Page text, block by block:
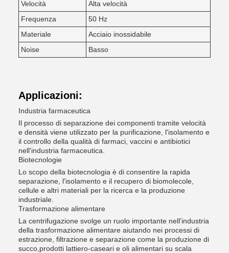
Velocità
Alta velocità
Frequenza
50 Hz
Materiale
Acciaio inossidabile
Noise
Basso
Applicazioni:
Industria farmaceutica
Il processo di separazione dei componenti tramite velocità
e densità viene utilizzato per la purificazione, l'isolamento e
il controllo della qualità di farmaci, vaccini e antibiotici
nell'industria farmaceutica.
Biotecnologie
Lo scopo della biotecnologia è di consentire la rapida
separazione, l'isolamento e il recupero di biomolecole,
cellule e altri materiali per la ricerca e la produzione
industriale.
Trasformazione alimentare
La centrifugazione svolge un ruolo importante nell'industria
della trasformazione alimentare aiutando nei processi di
estrazione, filtrazione e separazione come la produzione di
succo,prodotti lattiero-caseari e oli alimentari su scala